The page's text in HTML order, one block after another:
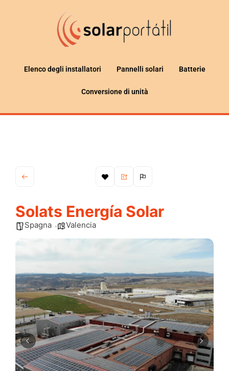
Elenco degli installatori Pannelli solari Batterie
Conversione di unità
Solats Energía Solar
Spagna Valencia